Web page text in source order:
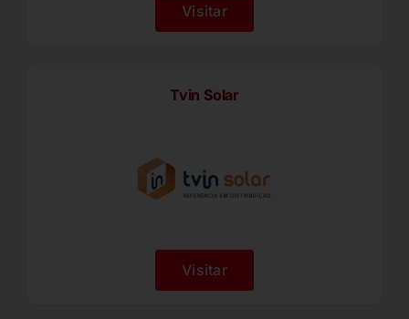
Visitar
Tvin Solar
Visitar